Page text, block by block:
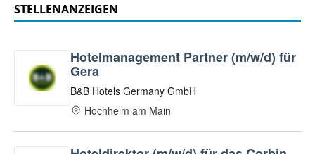
STELLENANZEIGEN